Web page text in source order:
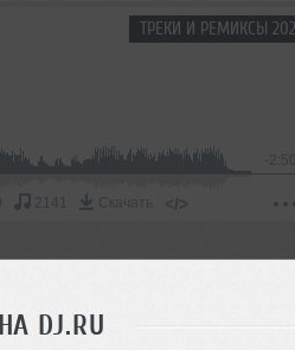
DJ.RU
ТРЕКИ И РЕМИКСЫ
-2:50
2141 Скачать </>